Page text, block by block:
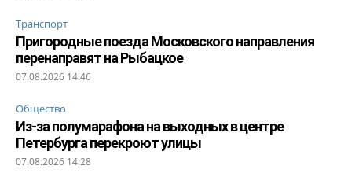
Транспорт
Пригородные поезда Московского направления
перенаправят на Рыбацкое
07.08.2026 14:46
Общество
Из-за полумарафона на выходных в центре
Петербурга перекроют улицы
07.08.2026 14:28